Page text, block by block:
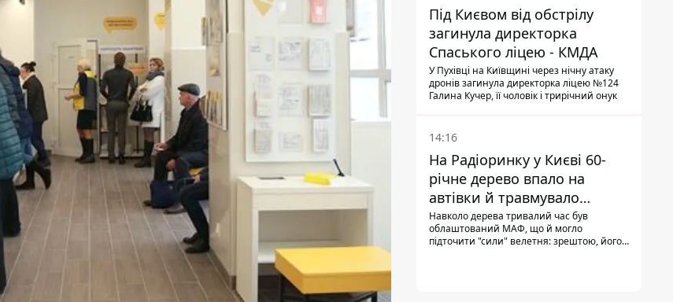
Під Києвом від обстрілу
загинула директорка
Спаського ліцею - КМДА
У Пухівці на Київщині через нічну атаку
дронів загинула директорка ліцею №124
Галина Кучер, її чоловік і трирічний онук
14:16
На Радіоринку у Києві 60-
річне дерево впало на
автівки й травмувало
людину - подробиці
Навколо дерева тривалий час був
облаштований МАФ, що й могло
підточити "сили" велетня: зрештою, його